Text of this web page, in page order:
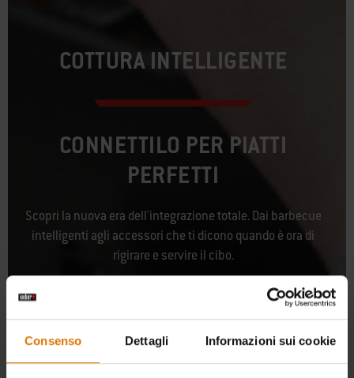
Consenso Dettagli Informazioni sui cookie
COTTURA INTELLIGENTE
CONNETTILO PER PIATTI
PERFETTI
Scopri la nuova era dell'integrazione totale. Dai barbecue
intelligenti agli accessori che ti dicono quando è ora di
rigirare e servire il cibo.